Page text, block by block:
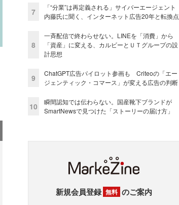
7
「“分業”は再定義される」サイバーエージェント
内藤氏に聞く、インターネット広告20年と転換点
8
一斉配信で終わらせない。LINEを「消費」から
「資産」に変える、カルビーとＵＴグループの設
計思想
9
ChatGPT広告パイロット参画も Criteoの「エー
ジェンティック・コマース」が変える広告の判断
10
瞬間認知では伝わらない。国産靴下ブランドが
SmartNewsで見つけた「ストーリーの届け方」
新規会員登録 無料 のご案内